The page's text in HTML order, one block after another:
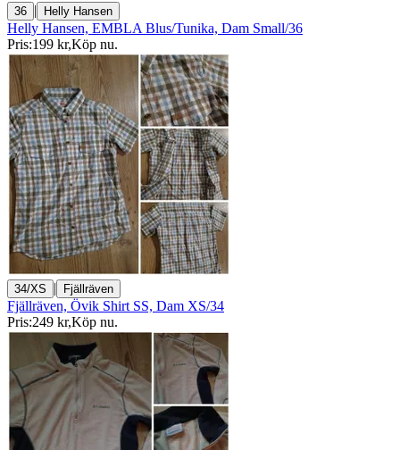
36 | Helly Hansen
Helly Hansen, EMBLA Blus/Tunika, Dam Small/36
Pris:199 kr,Köp nu.
34/XS | Fjällräven
Fjällräven, Övik Shirt SS, Dam XS/34
Pris:249 kr,Köp nu.